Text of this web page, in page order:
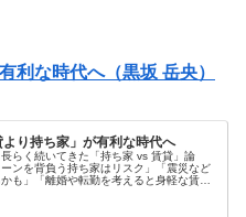
利な時代へ（黒坂 岳央）
り持ち家」が有利な時代へ
らく続いてきた「持ち家 vs 賃貸」論
ンを背負う持ち家はリスク」「震災など
も」「離婚や転勤を考えると身軽な賃貸